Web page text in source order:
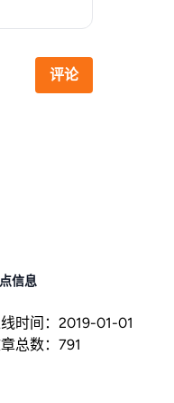
评论
信息
时间： 2019-01-01
总数： 791